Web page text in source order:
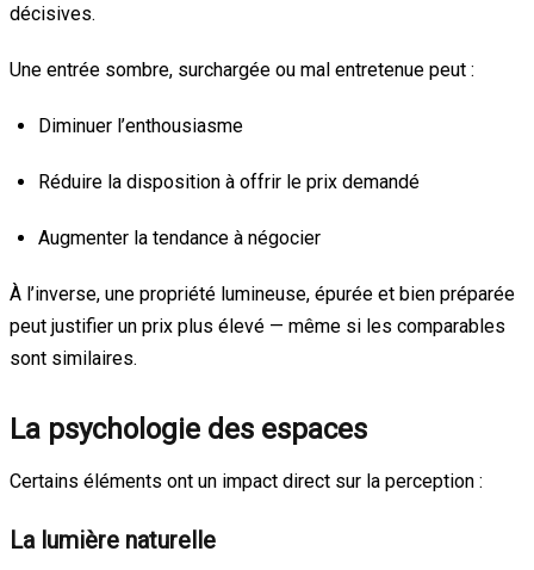
décisives.
Une entrée sombre, surchargée ou mal entretenue peut :
Diminuer l’enthousiasme
Réduire la disposition à offrir le prix demandé
Augmenter la tendance à négocier
À l’inverse, une propriété lumineuse, épurée et bien préparée
peut justifier un prix plus élevé — même si les comparables
sont similaires.
La psychologie des espaces
Certains éléments ont un impact direct sur la perception :
La lumière naturelle